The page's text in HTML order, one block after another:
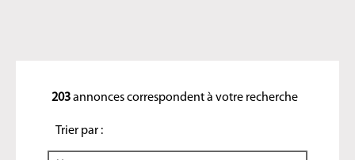
203annonces correspondent à votre recherche
Trier par :